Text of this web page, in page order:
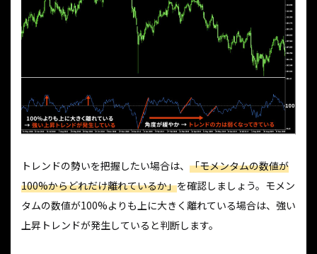
トレンドの勢いを把握したい場合は、 「モメンタムの数値が
100%からどれだけ離れているか」を確認しましょう。モメン
タムの数値が100%よりも上に大きく離れている場合は、強い
上昇トレンドが発生していると判断します。